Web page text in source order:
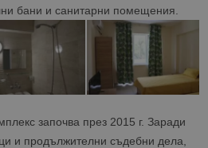
бани и санитарни помещения.
започва през 2015 г. Заради
и продължителни съдебни дела,